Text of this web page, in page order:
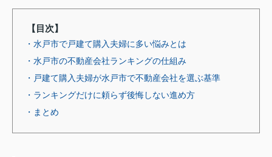
【目次】
・水戸市で戸建て購入夫婦に多い悩みとは
・水戸市の不動産会社ランキングの仕組み
・戸建て購入夫婦が水戸市で不動産会社を選ぶ基準
・ランキングだけに頼らず後悔しない進め方
・まとめ